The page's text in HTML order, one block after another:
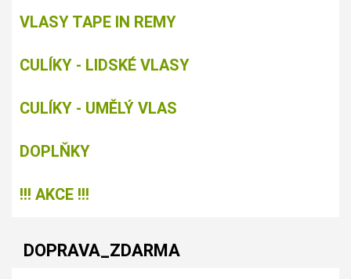
VLASY TAPE IN REMY
CULÍKY - LIDSKÉ VLASY
CULÍKY - UMĚLÝ VLAS
DOPLŇKY
!!! AKCE !!!
DOPRAVA_ZDARMA